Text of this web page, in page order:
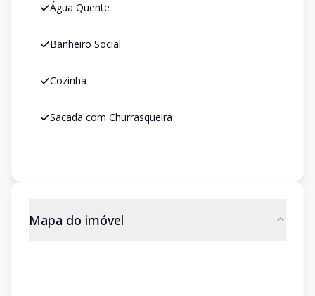
Água Quente
Banheiro Social
Cozinha
Sacada com Churrasqueira
Mapa do imóvel